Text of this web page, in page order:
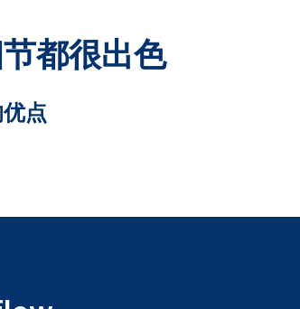
都很出色
点